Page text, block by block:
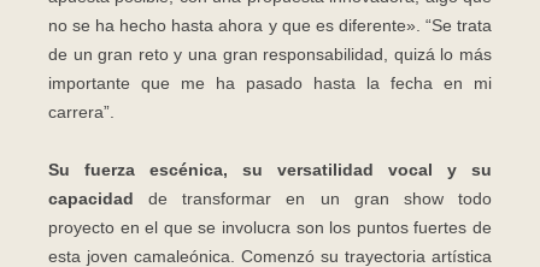
no se ha hecho hasta ahora y que es diferente». “Se trata
de un gran reto y una gran responsabilidad, quizá lo más
importante que me ha pasado hasta la fecha en mi
carrera”.
Su fuerza escénica, su versatilidad vocal y su
capacidad de transformar en un gran show todo
proyecto en el que se involucra son los puntos fuertes de
esta joven camaleónica. Comenzó su trayectoria artística